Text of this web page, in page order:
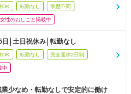
OK 転勤なし 学歴不問
女性のおしごと掲載中
│土日祝休み│転勤なし
OK 転勤なし 完全週休2日制
中
少なめ・転勤なしで安定的に働け